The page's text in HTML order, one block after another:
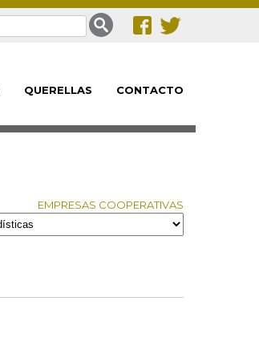
QUERELLAS CONTACTO
EMPRESAS COOPERATIVAS